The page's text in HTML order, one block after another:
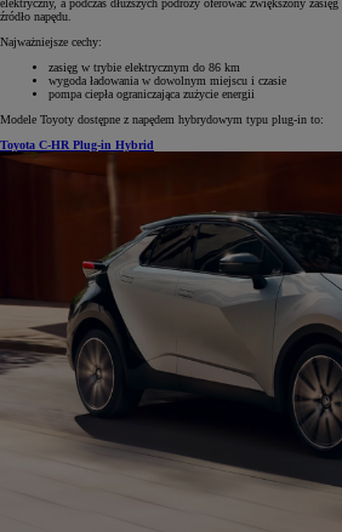
elektryczny, a podczas dłuższych podróży oferować zwiększony
źródło napędu.
Najważniejsze cechy:
zasięg w trybie elektrycznym do 86 km
wygoda ładowania w dowolnym miejscu i czasie
pompa ciepła ograniczająca zużycie energii
Modele Toyoty dostępne z napędem hybrydowym typu plug-in to:
Toyota C-HR Plug-in Hybrid